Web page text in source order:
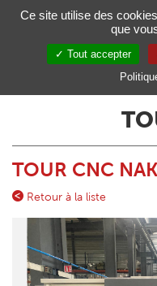
TOUR CNC
Retour à la liste
Gestion de vos préférences
Ce site utilise des
que
Tout accepter